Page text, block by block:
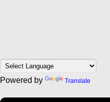
Powered by Translate